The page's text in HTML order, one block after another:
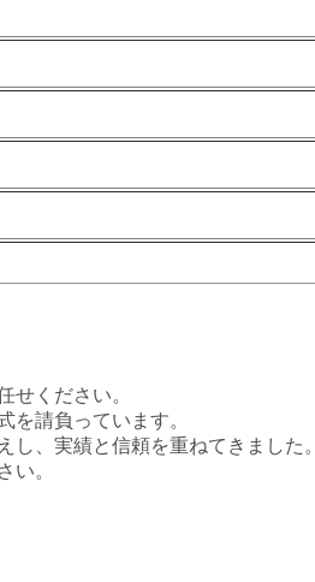
せください。
を請負っています。
、実績と信頼を重ねてきました。
い。